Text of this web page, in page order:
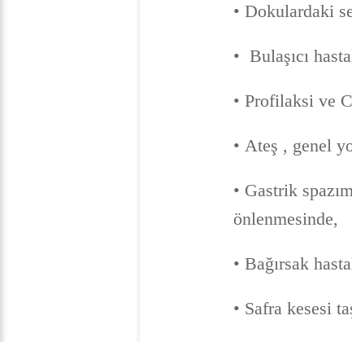
• Dokulardaki
• Bulaşıcı
• Profilaksi ve
• Ateş , genel
• Gastrik
önlenmesinde,
• Bağırsak
• Safra kesesi